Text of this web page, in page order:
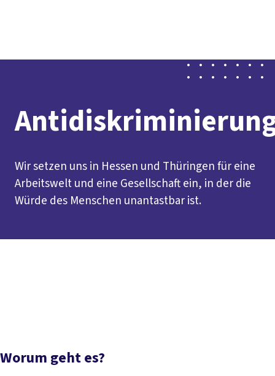
Service
Mitmachen
Wir setzen uns in Hessen und Thüringen für eine
Arbeitswelt und eine Gesellschaft ein, in der die
Würde des Menschen unantastbar ist.
Worum geht es?